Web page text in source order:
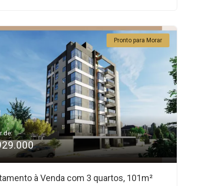
Pronto para Morar
de:
à Venda com 3 quartos, 101m²